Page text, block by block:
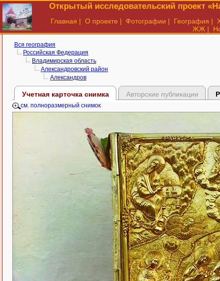
Открытый исследовательский проект
Главная | О проекте | Фотографии | География |
ЖЖ |
Вся география
Российская Федерация
Владимирская область
Александровский район
Александров
Учетная карточка снимка Авторские публикации
см. полноразмерный снимок